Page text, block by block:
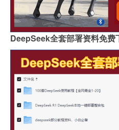
DeepSeek全套部署资料免费